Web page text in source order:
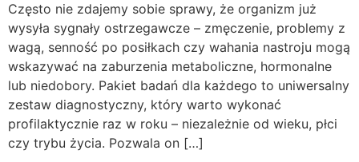
Często nie zdajemy sobie sprawy, że organizm już
wysyła sygnały ostrzegawcze – zmęczenie, problemy z
wagą, senność po posiłkach czy wahania nastroju mogą
wskazywać na zaburzenia metaboliczne, hormonalne
lub niedobory. Pakiet badań dla każdego to uniwersalny
zestaw diagnostyczny, który warto wykonać
profilaktycznie raz w roku – niezależnie od wieku, płci
czy trybu życia. Pozwala on […]